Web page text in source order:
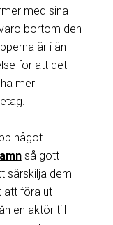
med sina
bortom den
är i än
för att det
mer
något.
så gott
särskilja dem
att föra ut
en aktör till